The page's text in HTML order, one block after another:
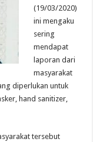
(19/03/2020)
ini mengaku
sering
mendapat
laporan dari
masyarakat
diperlukan untuk
hand sanitizer,
tersebut